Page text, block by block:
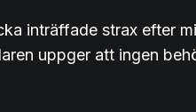
inträffade strax efter
uppger att ingen